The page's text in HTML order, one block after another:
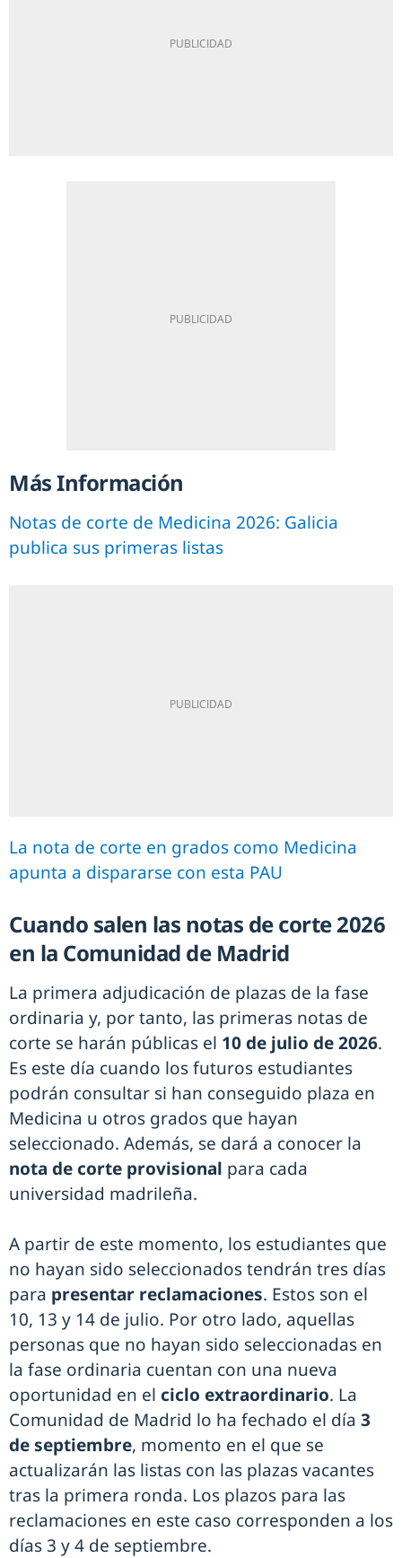
Más Información
Notas de corte de Medicina 2026: Galicia
publica sus primeras listas
La nota de corte en grados como Medicina
apunta a dispararse con esta PAU
Cuando salen las notas de corte 2026
en la Comunidad de Madrid
La primera adjudicación de plazas de la fase
ordinaria y, por tanto, las primeras notas de
corte se harán públicas el 10 de julio de 2026.
Es este día cuando los futuros estudiantes
podrán consultar si han conseguido plaza en
Medicina u otros grados que hayan
seleccionado. Además, se dará a conocer la
nota de corte provisional para cada
universidad madrileña.
A partir de este momento, los estudiantes que
no hayan sido seleccionados tendrán tres días
para presentar reclamaciones. Estos son el
10, 13 y 14 de julio. Por otro lado, aquellas
personas que no hayan sido seleccionadas en
la fase ordinaria cuentan con una nueva
oportunidad en el ciclo extraordinario. La
Comunidad de Madrid lo ha fechado el día 3
de septiembre, momento en el que se
actualizarán las listas con las plazas vacantes
tras la primera ronda. Los plazos para las
reclamaciones en este caso corresponden a los
días 3 y 4 de septiembre.